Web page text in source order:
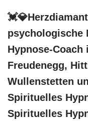
psychologische
Hypnose-Coach
Freudenegg,
Wullenstetten
Spirituelles
Spirituelles